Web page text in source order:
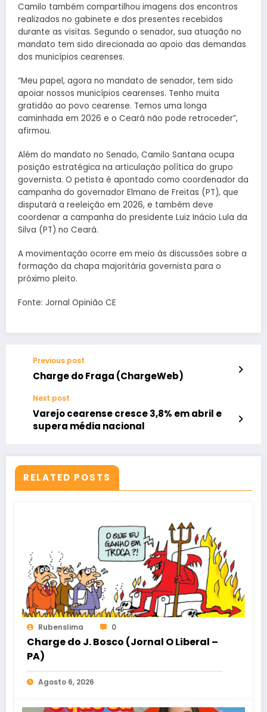
Camilo também compartilhou imagens dos encontros
realizados no gabinete e dos presentes recebidos
durante as visitas. Segundo o senador, sua atuação no
mandato tem sido direcionada ao apoio das demandas
dos municípios cearenses.
“Meu papel, agora no mandato de senador, tem sido
apoiar nossos municípios cearenses. Tenho muita
gratidão ao povo cearense. Temos uma longa
caminhada em 2026 e o Ceará não pode retroceder”,
afirmou.
Além do mandato no Senado, Camilo Santana ocupa
posição estratégica na articulação política do grupo
governista. O petista é apontado como coordenador da
campanha do governador Elmano de Freitas (PT), que
disputará a reeleição em 2026, e também deve
coordenar a campanha do presidente Luiz Inácio Lula da
Silva (PT) no Ceará.
A movimentação ocorre em meio às discussões sobre a
formação da chapa majoritária governista para o
próximo pleito.
Fonte: Jornal Opinião CE
Previous post
Charge do Fraga (ChargeWeb)
Next post
Varejo cearense cresce 3,8% em abril e
supera média nacional
RELATED POSTS
Rubenslima 0
Charge do J. Bosco (Jornal O Liberal –
PA)
Agosto 6, 2026